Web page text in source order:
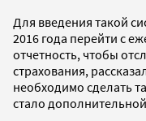
Для введения такой
2016 года перейти с
отчетность, чтобы
страхования,
необходимо сделать
стало